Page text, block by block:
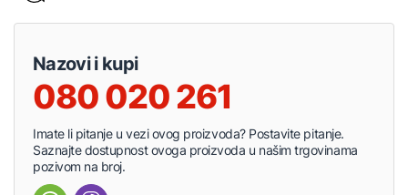
Nazovi i kupi
080 020 261
Imate li pitanje u vezi ovog proizvoda? Postavite pitanje.
Saznajte dostupnost ovoga proizvoda u našim trgovinama
pozivom na broj.